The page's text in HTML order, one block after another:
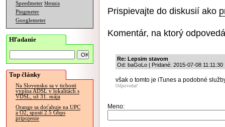
Speedmeter Merania
Pingmeter
Googlemeter
Hľadanie
Top články
Na Slovensku sa v tichosti
vypína ADSL v lokalitách s
VDSL, už 31. mája
Orange sa doťahuje na UPC
a O2, spustí 2.5 Gbps
pripojenie
Prispievajte do diskusií ako
Komentár, na ktorý
Re: Lepsim stavom
Od: baGoLo | Pridané: 2015-07-08 11:11:30
však o tomto je iTunes a podobné
Odpovedať
Meno: